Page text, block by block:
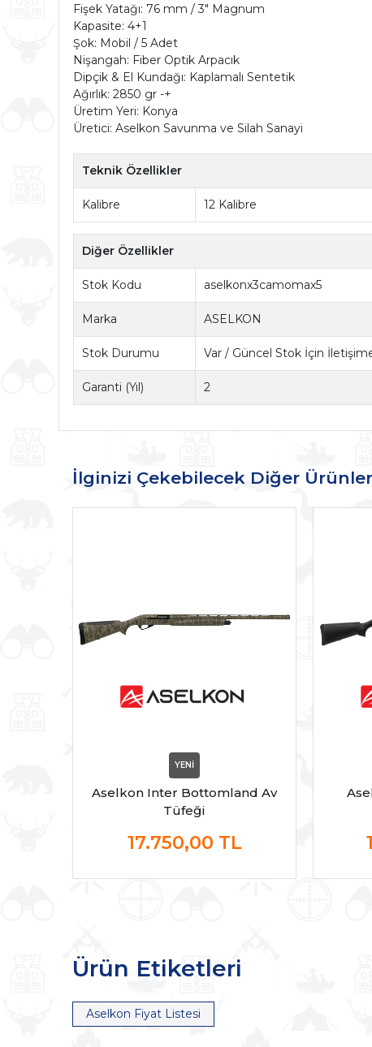
Fişek Yatağı: 76 mm / 3" Magnum
Kapasite: 4+1
Şok: Mobil / 5 Adet
Nişangah: Fiber Optik Arpacık
Dipçik & El Kundağı: Kaplamalı Sentetik
Ağırlık: 2850 gr -+
Üretim Yeri: Konya
Üretici: Aselkon Savunma ve Silah Sanayi
Teknik Özellikler
Kalibre 12 Kalibre
Diğer Özellikler
Stok Kodu aselkonx3camomax5
Marka ASELKON
Stok Durumu Var / Güncel Stok İçin
Garanti (Yıl) 2
İlginizi Çekebilecek Diğer Ürünler
YENİ
Aselkon Inter Bottomland Av
Tüfeği
17.750,00 TL
Ürün Etiketleri
Aselkon Fiyat Listesi